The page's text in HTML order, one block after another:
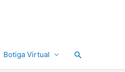
Botiga Virtual Cerca